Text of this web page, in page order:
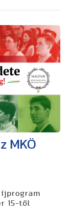
MKÖ
15-től